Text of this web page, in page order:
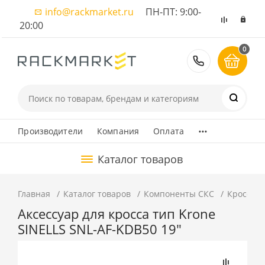
info@rackmarket.ru ПН-ПТ: 9:00-
20:00
8 (495)
0
Производители Компания Оплата ...
Каталог товаров
Главная Каталог товаров Компоненты СКС
Аксессуар для кросса тип Krone
SINELLS SNL-AF-KDB50 19"